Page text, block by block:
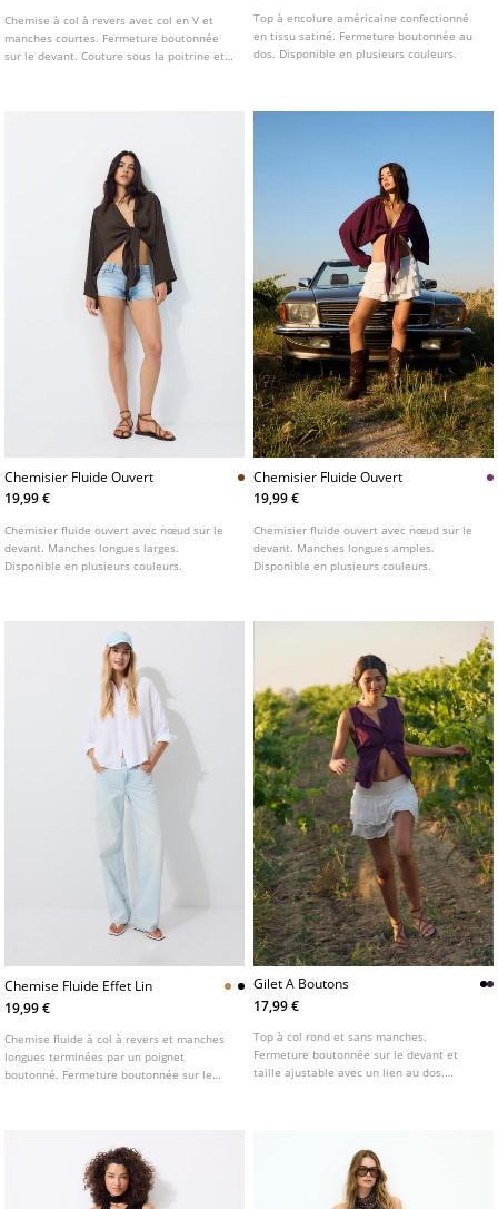
Chemise à col à revers avec col en V et
manches courtes. Fermeture boutonnée
sur le devant. Couture sous la poitrine et
Top à encolure américaine confectionné
en tissu satiné. Fermeture boutonnée au
dos. Disponible en plusieurs couleurs.
Chemisier Fluide Ouvert
19,99 €
Chemisier fluide ouvert avec nœud sur le
devant. Manches longues larges.
Disponible en plusieurs couleurs.
Chemisier Fluide Ouvert
19,99 €
Chemisier fluide ouvert avec nœud sur le
devant. Manches longues amples.
Disponible en plusieurs couleurs.
Chemise Fluide Effet Lin
19,99 €
Chemise fluide à col à revers et manches
longues terminées par un poignet
boutonné. Fermeture boutonnée sur le
Gilet A Boutons
17,99 €
Top à col rond et sans manches.
Fermeture boutonnée sur le devant et
taille ajustable avec un lien au dos.